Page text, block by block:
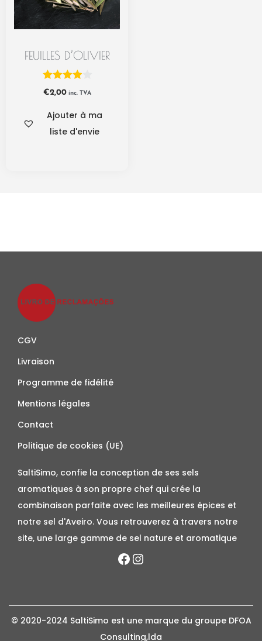
FEUILLES D’OLIVIER
€2,00inc. TVA
Ajouter à ma
liste d'envie
CGV
Livraison
Programme de fidélité
Mentions légales
Contact
Politique de cookies (UE)
SaltiSimo, confie la conception de ses sels
aromatiques à son propre chef qui crée la
combinaison parfaite avec les meilleures épices et
notre sel d'Aveiro. Vous retrouverez à travers notre
site, une large gamme de sel nature et aromatique
© 2020-2024 SaltiSimo est une marque du groupe DFOA
Consulting,lda